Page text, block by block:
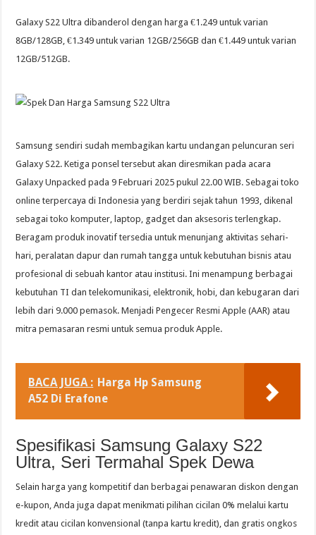
Galaxy S22 Ultra dibanderol dengan harga €1.249 untuk varian
8GB/128GB, €1.349 untuk varian 12GB/256GB dan €1.449 untuk varian
12GB/512GB.
Samsung sendiri sudah membagikan kartu undangan peluncuran seri
Galaxy S22. Ketiga ponsel tersebut akan diresmikan pada acara
Galaxy Unpacked pada 9 Februari 2025 pukul 22.00 WIB. Sebagai toko
online terpercaya di Indonesia yang berdiri sejak tahun 1993, dikenal
sebagai toko komputer, laptop, gadget dan aksesoris terlengkap.
Beragam produk inovatif tersedia untuk menunjang aktivitas sehari-
hari, peralatan dapur dan rumah tangga untuk kebutuhan bisnis atau
profesional di sebuah kantor atau institusi. Ini menampung berbagai
kebutuhan TI dan telekomunikasi, elektronik, hobi, dan kebugaran dari
lebih dari 9.000 pemasok. Menjadi Pengecer Resmi Apple (AAR) atau
mitra pemasaran resmi untuk semua produk Apple.
BACA JUGA : Harga Hp Samsung
A52 Di Erafone
Spesifikasi Samsung Galaxy S22
Ultra, Seri Termahal Spek Dewa
Selain harga yang kompetitif dan berbagai penawaran diskon dengan
e-kupon, Anda juga dapat menikmati pilihan cicilan 0% melalui kartu
kredit atau cicilan konvensional (tanpa kartu kredit), dan gratis ongkos